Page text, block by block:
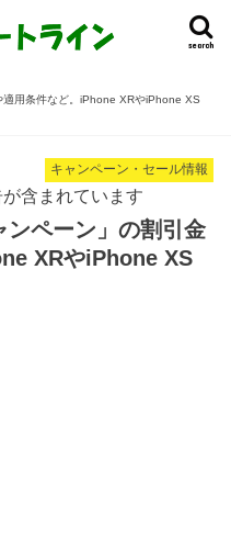
search
用条件など。iPhone XRやiPhone XS
キャンペーン・セール情報
含まれています
ペーン」の割引金
XRやiPhone XS